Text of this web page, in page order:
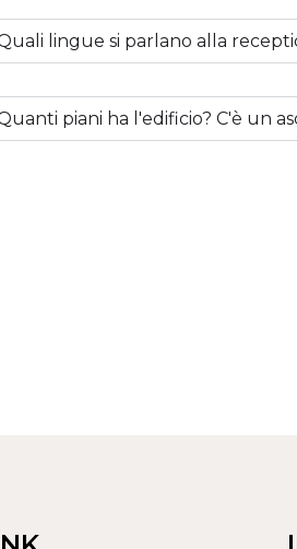
lingue si parlano alla
piani ha l'edificio? C'è un